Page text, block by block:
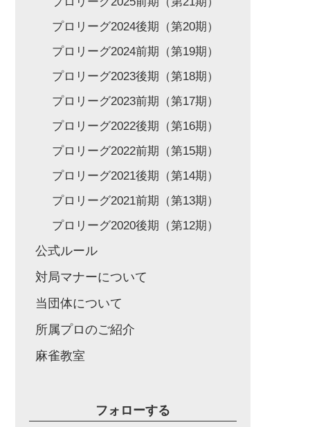
プロリーグ2024後期（第20期）
プロリーグ2024前期（第19期）
プロリーグ2023後期（第18期）
プロリーグ2023前期（第17期）
プロリーグ2022後期（第16期）
プロリーグ2022前期（第15期）
プロリーグ2021後期（第14期）
プロリーグ2021前期（第13期）
プロリーグ2020後期（第12期）
公式ルール
対局マナーについて
当団体について
所属プロのご紹介
麻雀教室
フォローする